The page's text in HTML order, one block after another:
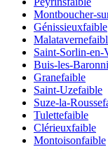
Montboucher-
Génissieuxfaible
Malataverne
Saint-Sorlin-en-
Buis-les-
Granefaible
Saint-Uzefaible
Suze-la-Rousse
Tulettefaible
Clérieuxfaible
Montoisonfaible